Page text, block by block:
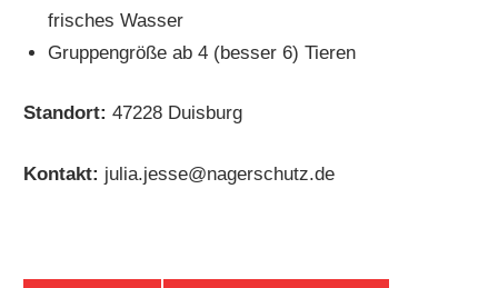
frisches Wasser
Gruppengröße ab 4 (besser 6) Tieren
Standort: 47228 Duisburg
Kontakt: julia.jesse@nagerschutz.de